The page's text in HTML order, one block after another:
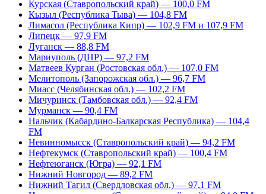
Курская (Ставропольский край) — 100,0 FM
Кызыл (Республика Тыва) — 104,8 FM
Лимасол (Республика Кипр) — 102,9 FM и 107,9 FM
Липецк — 97,9 FM
Луганск — 88,8 FM
Мариуполь (ДНР) — 97,2 FM
Матвеев Курган (Ростовская обл.) — 107,0 FM
Мелитополь (Запорожская обл.) — 96,7 FM
Миасс (Челябинская обл.) — 102,2 FM
Мичуринск (Тамбовская обл.) — 92,4 FM
Мурманск — 90,4 FM
Нальчик (Кабардино-Балкарская Республика) — 104,4
FM
Невинномысск (Ставропольский край) — 94,2 FM
Нефтекумск (Ставропольский край) — 100,4 FM
Нефтеюганск (Югра) — 92,1 FM
Нижний Новгород — 89,2 FM
Нижний Тагил (Свердловская обл.) — 97,1 FM